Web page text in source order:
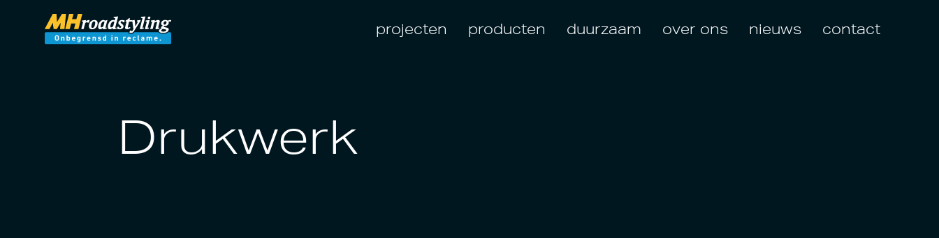
projecten producten duurzaam over ons nieuws contact
Drukwerk